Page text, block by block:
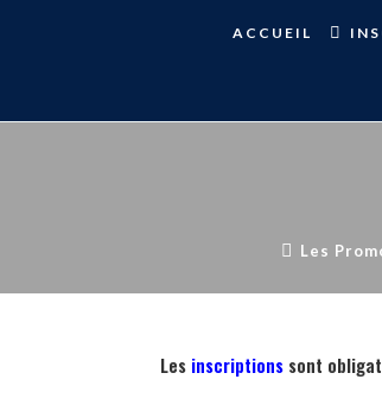
ACCUEIL
Les
Les inscriptions sont